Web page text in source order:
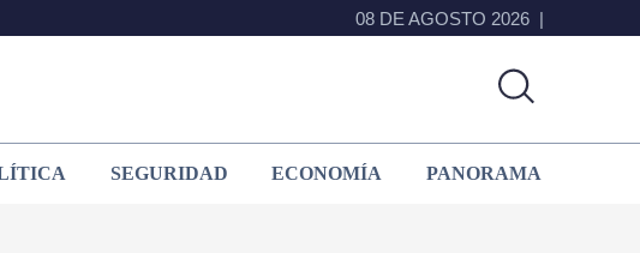
08 DE AGOSTO 2026
SEGURIDAD ECONOMÍA PANORAMA